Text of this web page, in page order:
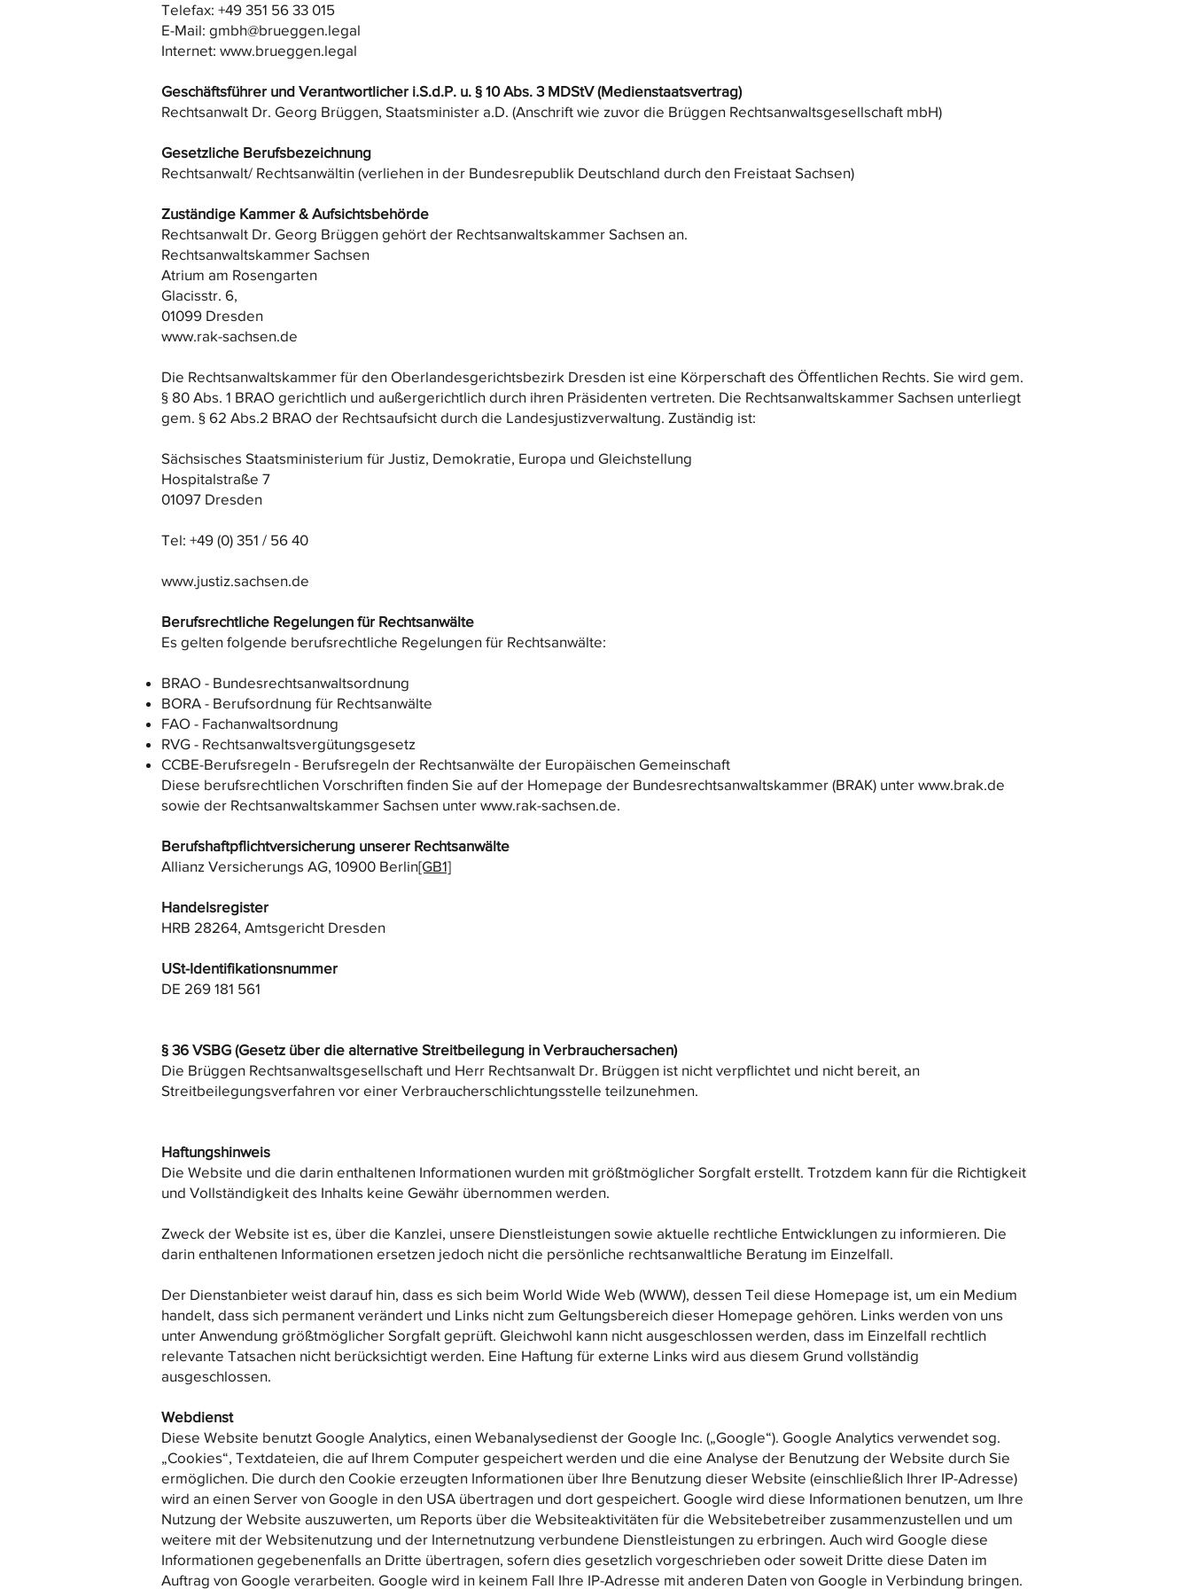
Telefax: +49 351 56 33 015
E-Mail: gmbh@brueggen.legal
Internet: www.brueggen.legal
Geschäftsführer und Verantwortlicher i.S.d.P. u. § 10 Abs. 3 MDStV (Medienstaatsvertrag)
Rechtsanwalt Dr. Georg Brüggen, Staatsminister a.D. (Anschrift wie zuvor die Brüggen Rechtsanwaltsgesellschaft mbH)
Gesetzliche Berufsbezeichnung
Rechtsanwalt/ Rechtsanwältin (verliehen in der Bundesrepublik Deutschland durch den Freistaat Sachsen)
Zuständige Kammer & Aufsichtsbehörde
Rechtsanwalt Dr. Georg Brüggen gehört der Rechtsanwaltskammer Sachsen an.
Rechtsanwaltskammer Sachsen
Atrium am Rosengarten
Glacisstr. 6,
01099 Dresden
www.rak-sachsen.de
Die Rechtsanwaltskammer für den Oberlandesgerichtsbezirk Dresden ist eine Körperschaft des Öffentlichen Rechts. Sie wird gem.
§ 80 Abs. 1 BRAO gerichtlich und außergerichtlich durch ihren Präsidenten vertreten. Die Rechtsanwaltskammer Sachsen unterliegt
gem. § 62 Abs.2 BRAO der Rechtsaufsicht durch die Landesjustizverwaltung. Zuständig ist:
Sächsisches Staatsministerium für Justiz, Demokratie, Europa und Gleichstellung
Hospitalstraße 7
01097 Dresden
Tel: +49 (0) 351 / 56 40
www.justiz.sachsen.de
Berufsrechtliche Regelungen für Rechtsanwälte
Es gelten folgende berufsrechtliche Regelungen für Rechtsanwälte:
BRAO - Bundesrechtsanwaltsordnung
BORA - Berufsordnung für Rechtsanwälte
FAO - Fachanwaltsordnung
RVG - Rechtsanwaltsvergütungsgesetz
CCBE-Berufsregeln - Berufsregeln der Rechtsanwälte der Europäischen Gemeinschaft
Diese berufsrechtlichen Vorschriften finden Sie auf der Homepage der Bundesrechtsanwaltskammer (BRAK) unter www.brak.de
sowie der Rechtsanwaltskammer Sachsen unter www.rak-sachsen.de.
Berufshaftpflichtversicherung unserer Rechtsanwälte
Allianz Versicherungs AG, 10900 Berlin[GB1]
Handelsregister
HRB 28264, Amtsgericht Dresden
USt-Identifikationsnummer
DE 269 181 561
§ 36 VSBG (Gesetz über die alternative Streitbeilegung in Verbrauchersachen)
Die Brüggen Rechtsanwaltsgesellschaft und Herr Rechtsanwalt Dr. Brüggen ist nicht verpflichtet und nicht bereit, an
Streitbeilegungsverfahren vor einer Verbraucherschlichtungsstelle teilzunehmen.
Haftungshinweis
Die Website und die darin enthaltenen Informationen wurden mit größtmöglicher Sorgfalt erstellt. Trotzdem kann für die Richtigkeit
und Vollständigkeit des Inhalts keine Gewähr übernommen werden.
Zweck der Website ist es, über die Kanzlei, unsere Dienstleistungen sowie aktuelle rechtliche Entwicklungen zu informieren. Die
darin enthaltenen Informationen ersetzen jedoch nicht die persönliche rechtsanwaltliche Beratung im Einzelfall.
Der Dienstanbieter weist darauf hin, dass es sich beim World Wide Web (WWW), dessen Teil diese Homepage ist, um ein Medium
handelt, dass sich permanent verändert und Links nicht zum Geltungsbereich dieser Homepage gehören. Links werden von uns
unter Anwendung größtmöglicher Sorgfalt geprüft. Gleichwohl kann nicht ausgeschlossen werden, dass im Einzelfall rechtlich
relevante Tatsachen nicht berücksichtigt werden. Eine Haftung für externe Links wird aus diesem Grund vollständig
ausgeschlossen.
Webdienst
Diese Website benutzt Google Analytics, einen Webanalysedienst der Google Inc. („Google“). Google Analytics verwendet sog.
„Cookies“, Textdateien, die auf Ihrem Computer gespeichert werden und die eine Analyse der Benutzung der Website durch Sie
ermöglichen. Die durch den Cookie erzeugten Informationen über Ihre Benutzung dieser Website (einschließlich Ihrer IP-Adresse)
wird an einen Server von Google in den USA übertragen und dort gespeichert. Google wird diese Informationen benutzen, um Ihre
Nutzung der Website auszuwerten, um Reports über die Websiteaktivitäten für die Websitebetreiber zusammenzustellen und um
weitere mit der Websitenutzung und der Internetnutzung verbundene Dienstleistungen zu erbringen. Auch wird Google diese
Informationen gegebenenfalls an Dritte übertragen, sofern dies gesetzlich vorgeschrieben oder soweit Dritte diese Daten im
Auftrag von Google verarbeiten. Google wird in keinem Fall Ihre IP-Adresse mit anderen Daten von Google in Verbindung bringen.